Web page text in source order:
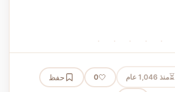
· · · · ·
⏳منذ 1,046 عام 🤍
0 حفظ